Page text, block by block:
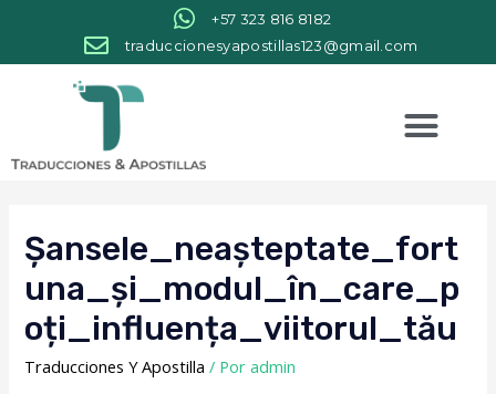
+57 323 816 8182
traduccionesyapostillas123@gmail.com
Șansele_neașteptate_fort
Una_și_modul_în_care_p
Oți_influența_viitorul_tău
Traducciones Y Apostilla / Poradmin